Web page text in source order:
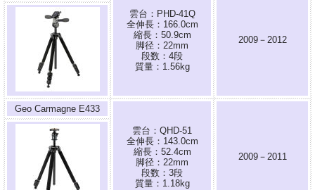
雲台：PHD-41Q
全伸長：166.0cm
縮長：50.9cm
脚径：22mm
段数：4段
質量：1.56kg
2009－2012
Geo Carmagne E433
雲台：QHD-51
全伸長：143.0cm
縮長：52.4cm
脚径：22mm
段数：3段
質量：1.18kg
2009－2011